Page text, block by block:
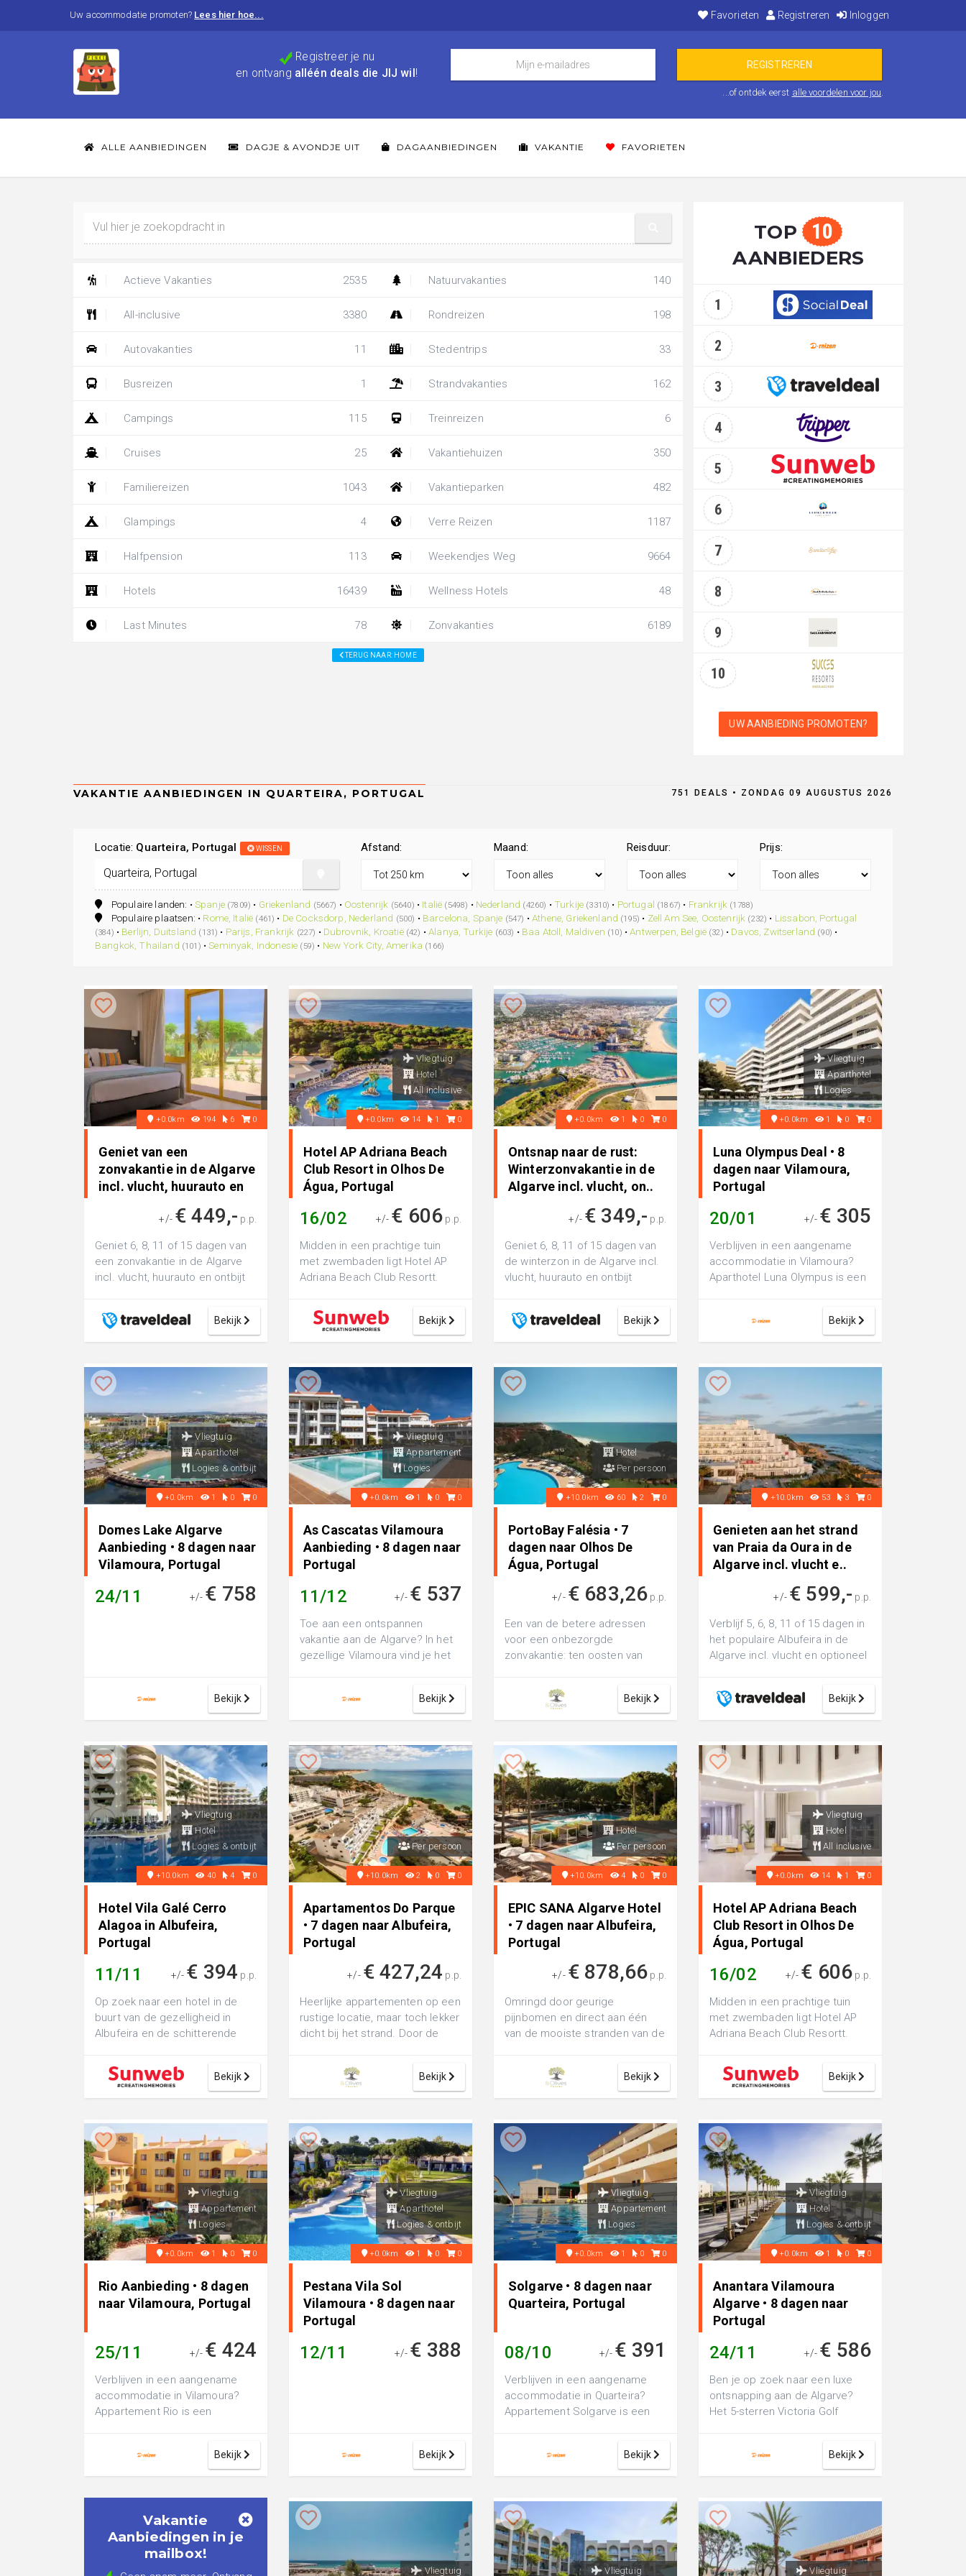
Uw accommodatie promoten? Lees hier hoe... Favorieten Registreren Inloggen
Registreer je nu
en ontvang alléén deals die JIJ wil !
...of ontdek eerst alle voordelen voor jou.
ALLE AANBIEDINGEN DAGJE & AVONDJE UIT DAGAANBIEDINGEN VAKANTIE FAVORIETEN
Actieve Vakanties 2535
All-inclusive 3380
Autovakanties 11
Busreizen 1
Campings 115
Cruises 25
Familiereizen 1043
Glampings 4
Halfpension 113
Hotels 16439
Last Minutes 78
Natuurvakanties 140
Rondreizen 198
Stedentrips 33
Strandvakanties 162
Treinreizen 6
Vakantiehuizen 350
Vakantieparken 482
Verre Reizen 1187
Weekendjes Weg 9664
Wellness Hotels 48
Zonvakanties 6189
TERUG NAAR: HOME
TOP 10
AANBIEDERS
1
2
3
4
5
6
7
8
9
10
UW AANBIEDING PROMOTEN?
751 DEALS • ZONDAG 09 AUGUSTUS 2026
Locatie: Quarteira, Portugal WISSEN Afstand: Maand: Reisduur: Prijs:
Populaire landen: •Spanje (7809) • Griekenland (5667) • Oostenrijk (5640) • Italië (5498) • Nederland (4260) • Turkije (3310) • Portugal (1867) • Frankrijk (1788)
Populaire plaatsen: • Rome, Italië (461) • De Cocksdorp, Nederland (500) • Barcelona, Spanje (547) •Athene, Griekenland (195) • Zell Am See, Oostenrijk (232) • Lissabon, Portugal
(384) • Berlijn, Duitsland (131) • Parijs, Frankrijk (227) • Dubrovnik, Kroatië (42) •Alanya, Turkije (603) • Baa Atoll, Maldiven (10) •Antwerpen, België (32) • Davos, Zwitserland (90) •
Bangkok, Thailand (101) •Seminyak, Indonesie (59) • New York City, Amerika (166)
+0.0km 194 6 0
Geniet van een
zonvakantie in de Algarve
incl. vlucht, huurauto en
+/- € 449,- p.p.
Geniet 6, 8, 11 of 15 dagen van
een zonvakantie in de Algarve
incl. vlucht, huurauto en ontbijt
Bekijk
Vliegtuig
Hotel
All inclusive
+0.0km 14 1 0
Hotel AP Adriana Beach
Club Resort in Olhos De
Água, Portugal
16/02 +/- € 606 p.p.
Midden in een prachtige tuin
met zwembaden ligt Hotel AP
Adriana Beach Club Resortt.
traptr...
Bekijk
+0.0km 1 0 0
Ontsnap naar de rust:
Winterzonvakantie in de
Algarve incl. vlucht, on..
+/- € 349,- p.p.
Geniet 6, 8, 11 of 15 dagen van
de winterzon in de Algarve incl.
vlucht, huurauto en ontbijt
Bekijk
Vliegtuig
Aparthotel
Logies
+0.0km 1 0 0
Luna Olympus Deal • 8
dagen naar Vilamoura,
Portugal
20/01 +/- € 305
Verblijven in een aangename
accommodatie in Vilamoura?
Aparthotel Luna Olympus is een
Bekijk
Vliegtuig
Aparthotel
Logies & ontbijt
+0.0km 1 0 0
Domes Lake Algarve
Aanbieding • 8 dagen naar
Vilamoura, Portugal
24/11 +/- € 758
Bekijk
Vliegtuig
Appartement
Logies
+0.0km 1 0 0
As Cascatas Vilamoura
Aanbieding • 8 dagen naar
Portugal
11/12 +/- € 537
Toe aan een ontspannen
vakantie aan de Algarve? In het
gezellige Vilamoura vind je het
Bekijk
Hotel
Per persoon
+10.0km 60 2 0
PortoBay Falésia • 7
dagen naar Olhos De
Água, Portugal
+/- € 683,26 p.p.
Een van de betere adressen
voor een onbezorgde
zonvakantie: ten oosten van
kilometerslange zandstrand
Bekijk
+10.0km 53 3 0
Genieten aan het strand
van Praia da Oura in de
Algarve incl. vlucht e..
+/- € 599,- p.p.
Verblijf 5, 6, 8, 11 of 15 dagen in
het populaire Albufeira in de
Algarve incl. vlucht en optioneel
Bekijk
Vliegtuig
Hotel
Logies & ontbijt
+10.0km 40 4 0
Hotel Vila Galé Cerro
Alagoa in Albufeira,
Portugal
11/11 +/- € 394 p.p.
Op zoek naar een hotel in de
buurt van de gezelligheid in
Albufeira en de schitterende
graag ee...
Bekijk
Per persoon
+10.0km 2 0 0
Apartamentos Do Parque
• 7 dagen naar Albufeira,
Portugal
+/- € 427,24 p.p.
Heerlijke appartementen op een
rustige locatie, maar toch lekker
dicht bij het strand. Door de
Bekijk
Hotel
Per persoon
+10.0km 4 0 0
EPIC SANA Algarve Hotel
• 7 dagen naar Albufeira,
Portugal
+/- € 878,66 p.p.
Omringd door geurige
pijnbomen en direct aan één
van de mooiste stranden van de
Bekijk
Vliegtuig
Hotel
All inclusive
+0.0km 14 1 0
Hotel AP Adriana Beach
Club Resort in Olhos De
Água, Portugal
16/02 +/- € 606 p.p.
Midden in een prachtige tuin
met zwembaden ligt Hotel AP
Adriana Beach Club Resortt.
traptr...
Bekijk
Vliegtuig
Appartement
Logies
+0.0km 1 0 0
Rio Aanbieding • 8 dagen
naar Vilamoura, Portugal
25/11 +/- € 424
Verblijven in een aangename
accommodatie in Vilamoura?
Appartement Rio is een
appartement, perfect vo...
Bekijk
Vliegtuig
Aparthotel
Logies & ontbijt
+0.0km 1 0 0
Pestana Vila Sol
Vilamoura • 8 dagen naar
Portugal
12/11 +/- € 388
Bekijk
Vliegtuig
Appartement
Logies
+0.0km 1 0 0
Solgarve • 8 dagen naar
Quarteira, Portugal
08/10 +/- € 391
Verblijven in een aangename
accommodatie in Quarteira?
Appartement Solgarve is een
Bekijk
Vliegtuig
Hotel
Logies & ontbijt
+0.0km 1 0 0
Anantara Vilamoura
Algarve • 8 dagen naar
Portugal
24/11 +/- € 586
Ben je op zoek naar een luxe
ontsnapping aan de Algarve?
Het 5-sterren Victoria Golf
Bekijk
Vakantie
Aanbiedingen in je
mailbox!
Vliegtuig Vliegtuig Vliegtuig